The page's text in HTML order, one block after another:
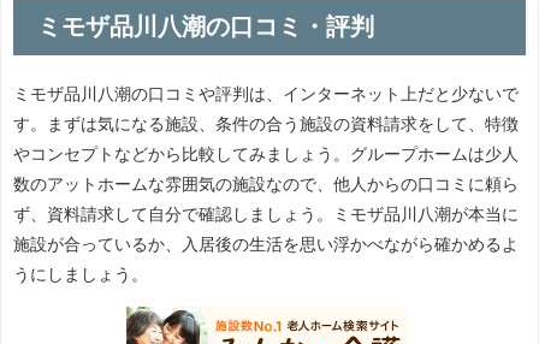
ミモザ品川八潮の口コミ・評判
ミモザ品川八潮の口コミや評判は、インターネット上だと少ないで
す。まずは気になる施設、条件の合う施設の資料請求をして、特徴
やコンセプトなどから比較してみましょう。グループホームは少人
数のアットホームな雰囲気の施設なので、他人からの口コミに頼ら
ず、資料請求して自分で確認しましょう。ミモザ品川八潮が本当に
施設が合っているか、入居後の生活を思い浮かべながら確かめるよ
うにしましょう。